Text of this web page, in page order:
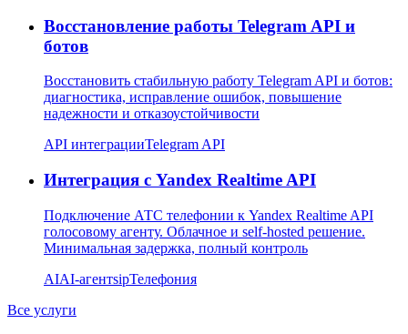
Восстановление работы Telegram API и
ботов
Восстановить стабильную работу Telegram API и ботов:
диагностика, исправление ошибок, повышение
надежности и отказоустойчивости
API интеграцииTelegram API
Интеграция с Yandex Realtime API
Подключение АТС телефонии к Yandex Realtime API
голосовому агенту. Облачное и self-hosted решение.
Минимальная задержка, полный контроль
AIAI-агентsipТелефония
Все услуги